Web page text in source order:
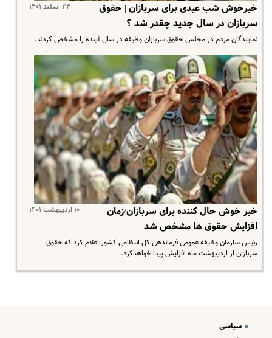
۲۴ اسفند ۱۴۰۱
خبرخوش شب عیدی برای سربازان | حقوق
سربازان در سال جدید چقدر شد ؟
نمایندگان مردم در مجلس حقوق سربازان وظیفه در سال آینده را مشخص کردند.
۱۰ اردیبهشت ۱۴۰۱
خبر خوش حال کننده برای سربازان/زمان
افزایش حقوق ها مشخص شد
رئیس سازمان وظیفه عمومی فرماندهی کل انتظامی کشور اعلام کرد که حقوق
سربازان از اردیبهشت ماه افزایش پیدا خواهدکرد.
سیاسی